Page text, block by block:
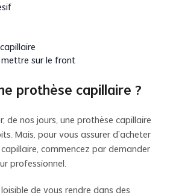
sur le front
prothèse capillaire ?
de nos jours, une prothèse capillaire
Mais, pour vous assurer d’acheter
commencez par demander
professionnel.
de vous rendre dans des